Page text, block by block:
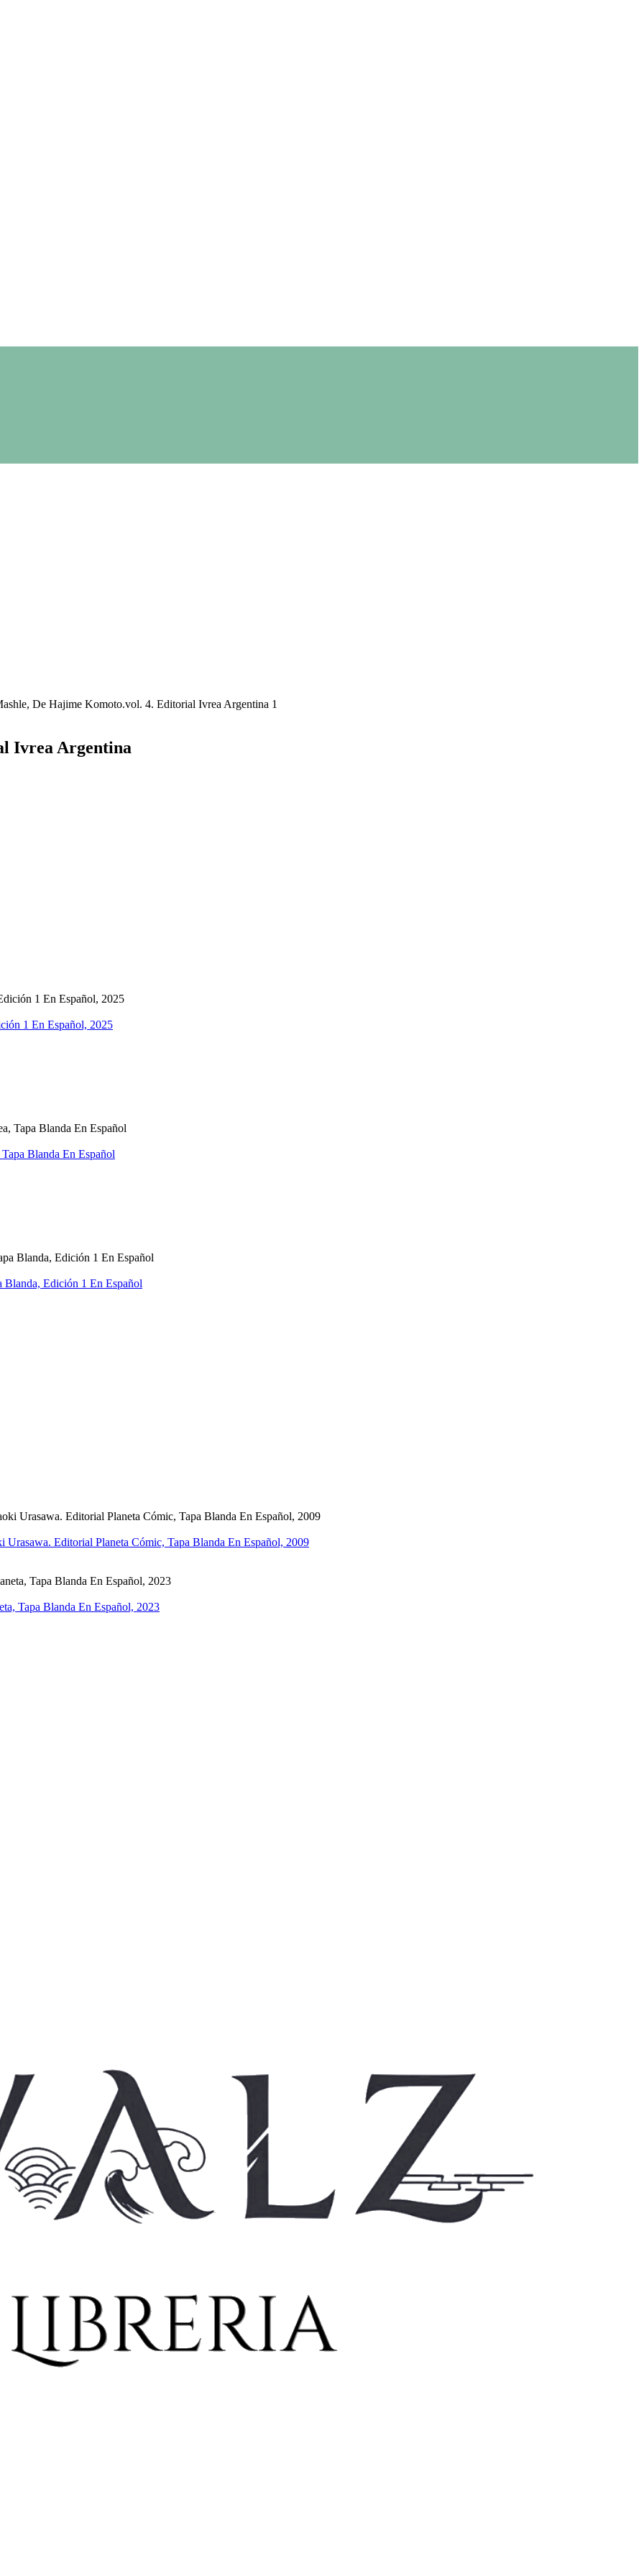
Ivrea Argentina
1 En Español, 2025
Blanda En Español
Blanda, Edición 1 En Español
Editorial Planeta Cómic, Tapa Blanda En Español, 2009
Tapa Blanda En Español, 2023